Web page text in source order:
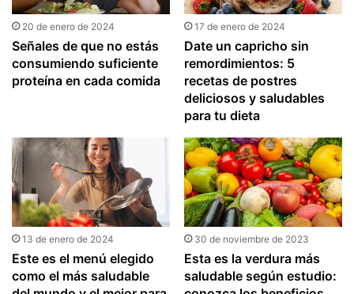
20 de enero de 2024
Señales de que no estás
consumiendo suficiente
proteína en cada comida
17 de enero de 2024
Date un capricho sin
remordimientos: 5
recetas de postres
deliciosos y saludables
para tu dieta
13 de enero de 2024
Este es el menú elegido
como el más saludable
30 de noviembre de 2023
Esta es la verdura más
saludable según estudio: